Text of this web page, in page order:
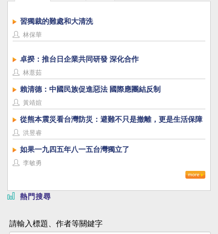
習獨裁的難處和大清洗
林保華
卓揆：推台日企業共同研發 深化合作
林薏茹
賴清德：中國民族促進惡法 國際應團結反制
黃靖媗
從熊本震災看台灣防災：避難不只是撤離，更是生活保障
洪昱睿
如果一九四五年八一五台灣獨立了
李敏勇
熱門搜尋
請輸入標題、作者等關鍵字